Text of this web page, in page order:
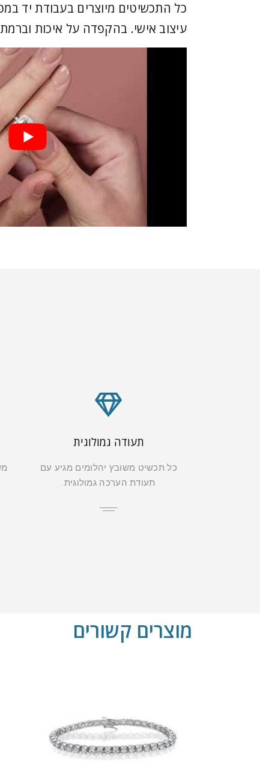
כל התכשיטים מיוצרים בעבודת יד
עיצוב אישי. בהקפדה על איכות וברמת
תעודה גמולוגית
כל תכשיט משובץ יהלומים מגיע עם
תעודת הערכה גמולוגית.
מוצרים קשורים